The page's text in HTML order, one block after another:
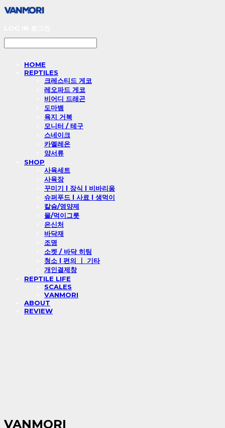
HOME
REPTILES
크레스티드 게코
레오파드 게코
비어디 드래곤
도마뱀
육지 거북
모니터 / 테구
스네이크
카멜레온
양서류
SHOP
사육세트
사육장
꾸미기 l 장식 l 비바리움
슈퍼푸드 l 사료 l 생먹이
칼슘/영양제
물/먹이그릇
은신처
바닥재
조명
소켓 / 바닥 히팅
청소 l 편의 ㅣ 기타
개인결제창
REPTILE LIFE
SCALES
VANMORI
ABOUT
REVIEW
VANMORI